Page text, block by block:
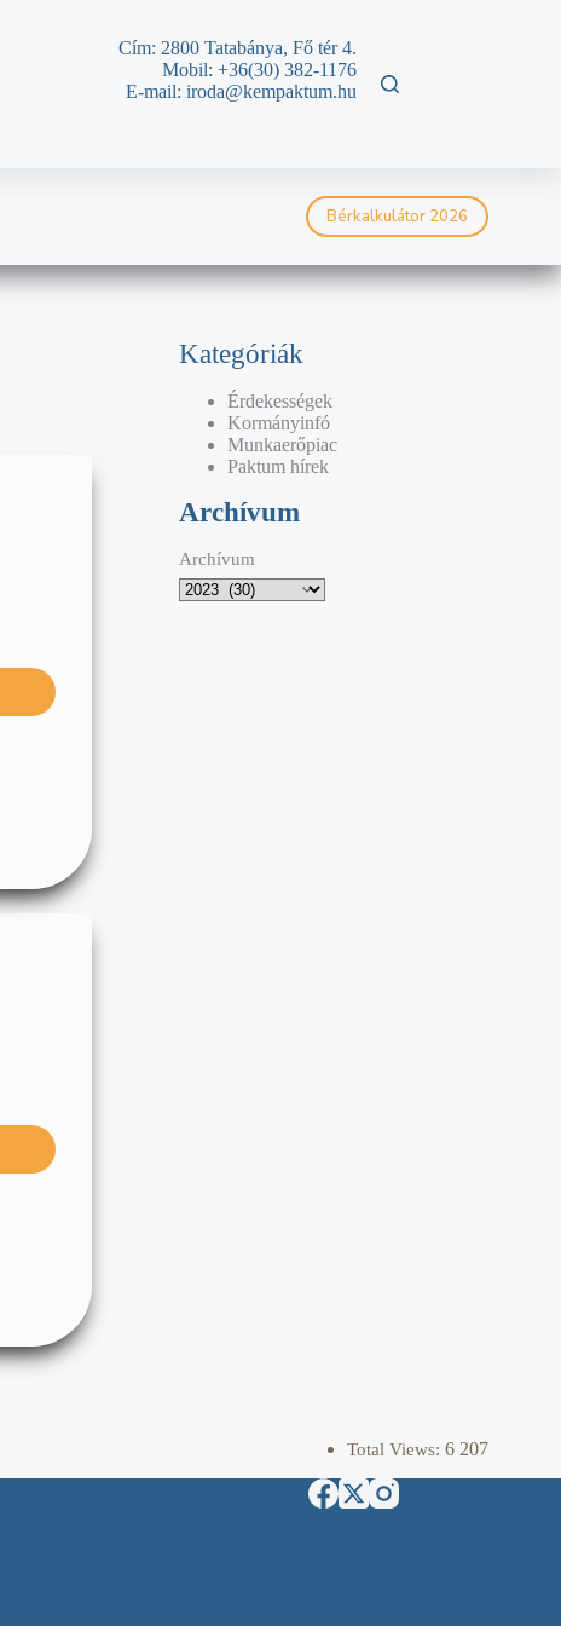
Cím: 2800 Tatabánya, Fő tér 4.
Mobil: +36(30) 382-1176
E-mail: iroda@kempaktum.hu
Bérkalkulátor 2026
Kategóriák
Érdekességek
Kormányinfó
Munkaerőpiac
Paktum hírek
Archívum
Archívum
Total Views: 6 207